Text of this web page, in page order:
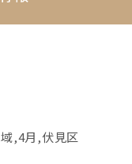
,4月 ,伏見区